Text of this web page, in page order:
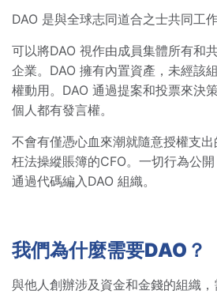
DAO 是與全球志同道合之士共同工
可以將DAO 視作由成員集體所有和
企業。DAO 擁有內置資產，未經該
權動用。DAO 通過提案和投票來決
個人都有發言權。
不會有僅憑心血來潮就隨意授權支
枉法操縱賬簿的CFO。一切行為公
通過代碼編入DAO 組織。
我們為什麼需要DAO？
與他人創辦涉及資金和金錢的組織